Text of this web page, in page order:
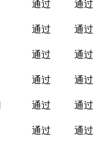
通过 通过
通过 通过
通过 通过
通过 通过
通过 通过
通过 通过